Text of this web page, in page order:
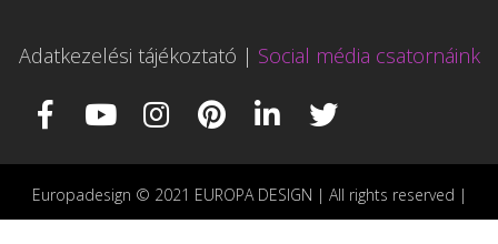
Adatkezelési tájékoztató | Social média csatornáink
Europadesign © 2021 EUROPA DESIGN | All rights reserved |